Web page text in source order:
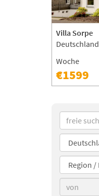
Villa Sorpe
Deutschland
Woche
€1599